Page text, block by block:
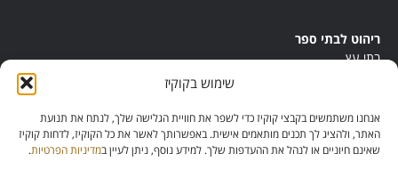
שימוש בקוקיז
אנחנו משתמשים בקבצי קוקיז כדי לשפר את חוויית הגלישה שלך, לנתח את תנועת
האתר, ולהציג לך תכנים מותאמים אישית. באפשרותך לאשר את כל הקוקיז, לדחות קוקיז
שאינם חיוניים או לנהל את ההעדפות שלך. למידע נוסף, ניתן לעיין במדיניות הפרטיות.
ריהוט לבתי ספר
בתי עץ
ריהוט מונטסורי
ריהוט אנתרופוסופי